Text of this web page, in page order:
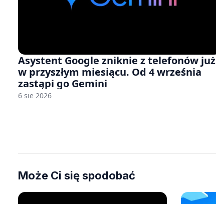
Asystent Google zniknie z telefonów już
w przyszłym miesiącu. Od 4 września
zastąpi go Gemini
6 sie 2026
Może Ci się spodobać